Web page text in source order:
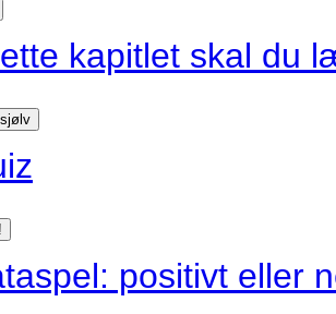
kapitlet skal du
positivt eller